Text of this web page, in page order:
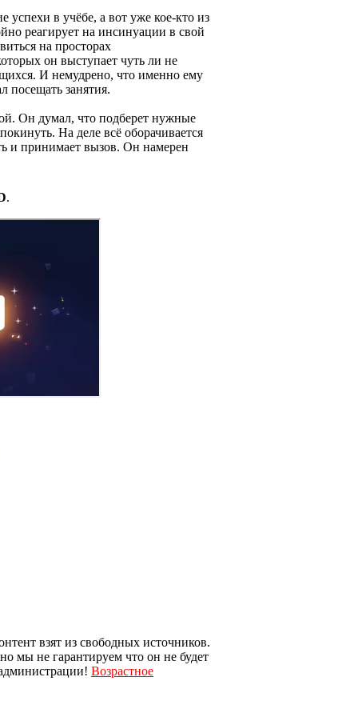
успехи в учёбе, а вот уже кое-кто из
реагирует на инсинуации в свой
на просторах
он выступает чуть ли не
И немудрено, что именно ему
посещать занятия.
Он думал, что подберет нужные
На деле всё оборачивается
и принимает вызов. Он намерен
.
взят из свободных источников.
мы не гарантируем что он не будет
Возрастное